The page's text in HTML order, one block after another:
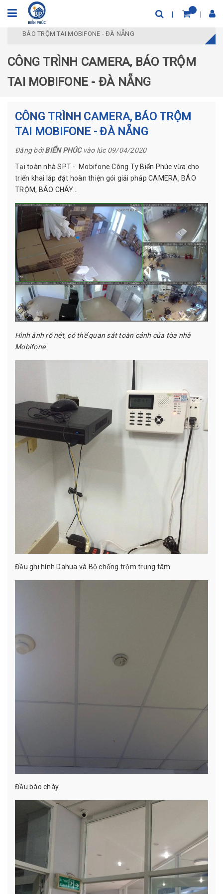
Trang chủ
BÁO TRỘM TAI MOBIFONE - ĐÀ NẴNG
CÔNG TRÌNH CAMERA, BÁO TRỘM
TAI MOBIFONE - ĐÀ NẴNG
CÔNG TRÌNH CAMERA, BÁO TRỘM
TAI MOBIFONE - ĐÀ NẴNG
Đăng bởiBIỂN PHÚCvào lúc 09/04/2020
Tại toàn nhà SPT - Mobifone Công Ty Biển Phúc vừa cho
triển khai lắp đặt hoàn thiện gói giải pháp CAMERA, BÁO
TRỘM, BÁO CHÁY...
Hình ảnh rõ nét, có thể quan sát toàn cảnh của tòa nhà
Mobifone
Đầu ghi hình Dahua và Bộ chống trộm trung tâm
Đầu báo cháy